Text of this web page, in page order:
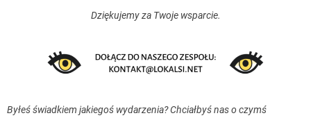
Dziękujemy za Twoje wsparcie.
Byłeś świadkiem jakiegoś wydarzenia? Chciałbyś nas o czymś